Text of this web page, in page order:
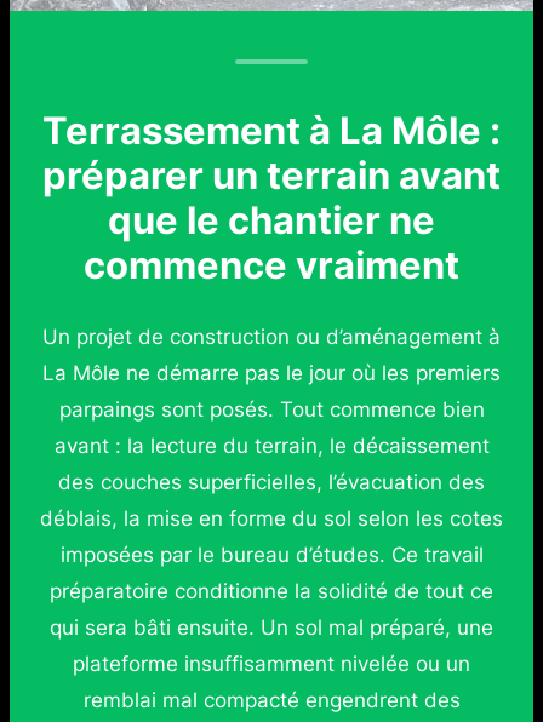
Terrassement à La Môle :
préparer un terrain avant
que le chantier ne
commence vraiment
Un projet de construction ou d’aménagement à
La Môle ne démarre pas le jour où les premiers
parpaings sont posés. Tout commence bien
avant : la lecture du terrain, le décaissement
des couches superficielles, l’évacuation des
déblais, la mise en forme du sol selon les cotes
imposées par le bureau d’études. Ce travail
préparatoire conditionne la solidité de tout ce
qui sera bâti ensuite. Un sol mal préparé, une
plateforme insuffisamment nivelée ou un
remblai mal compacté engendrent des